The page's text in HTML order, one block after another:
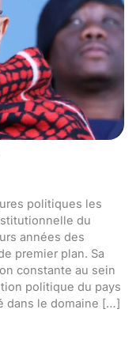
politiques les
du
années des
premier plan. Sa
constante au sein
politique du pays
dans le domaine […]